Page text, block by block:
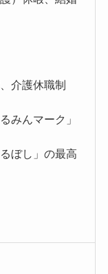
介護休職制
みんマーク」
ぼし」の最高